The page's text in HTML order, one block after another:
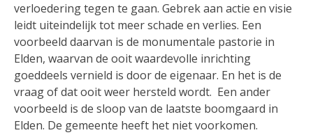
verloedering tegen te gaan. Gebrek aan actie en visie
leidt uiteindelijk tot meer schade en verlies. Een
voorbeeld daarvan is de monumentale pastorie in
Elden, waarvan de ooit waardevolle inrichting
goeddeels vernield is door de eigenaar. En het is de
vraag of dat ooit weer hersteld wordt. Een ander
voorbeeld is de sloop van de laatste boomgaard in
Elden. De gemeente heeft het niet voorkomen.